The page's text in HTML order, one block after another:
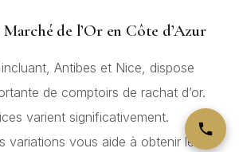
de l’Or en Côte d’Azur
incluant, Antibes et Nice, dispose
de comptoirs de rachat d’or.
varient significativement.
variations vous aide à obtenir le